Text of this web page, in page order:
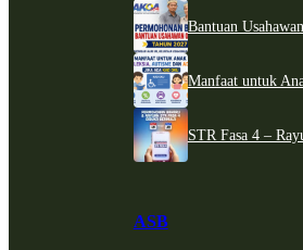
Bantuan
Manfaat untuk
STR Fasa 4 –
ASB